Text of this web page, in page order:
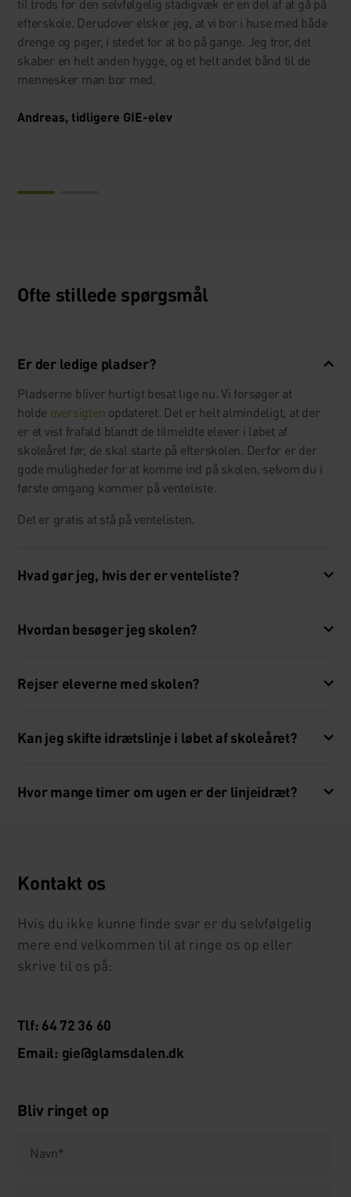
til trods for den selvfølgelig stadigvæk er en del af at gå på
efterskole. Derudover elsker jeg, at vi bor i huse med både
drenge og piger, i stedet for at bo på gange. Jeg tror, det
skaber en helt anden hygge, og et helt andet bånd til de
Andreas, tidligere GIE-elev
tilbyder. Skolens faciliteter tiltalte mig også. Jeg synes vi er
gode til at respektere hinanden, vores forskelligheder og
helt klart hinandens behov for ro. Jeg har kun været
hjemme i to weekender indtil videre, og hver gang jeg har
været hjemme har jeg savnet alt ved efterskolen, både
Ofte stillede spørgsmål
Er der ledige pladser?
Pladserne bliver hurtigt besat lige nu. Vi forsøger at
holde oversigten opdateret. Det er helt almindeligt, at der
er et vist frafald blandt de tilmeldte elever i løbet af
skoleåret før, de skal starte på efterskolen. Derfor er der
gode muligheder for at komme ind på skolen, selvom du i
første omgang kommer på venteliste.
Det er gratis at stå på ventelisten.
Hvad gør jeg, hvis der er venteliste?
Hvordan besøger jeg skolen?
Rejser eleverne med skolen?
Kan jeg skifte idrætslinje i løbet af skoleåret?
Hvor mange timer om ugen er der linjeidræt?
Kontakt os
Hvis du ikke kunne finde svar er du selvfølgelig
mere end velkommen til at ringe os op eller
skrive til os på:
Tlf: 64 72 36 60
Email: gie@glamsdalen.dk
Bliv ringet op
Navn*